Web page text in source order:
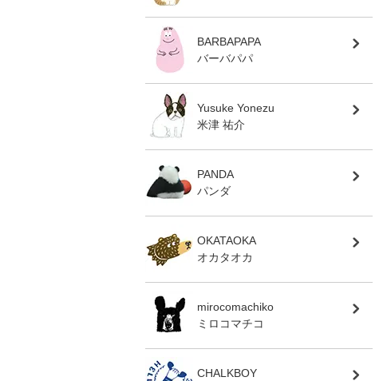
BARBAPAPA
バーバパパ
Yusuke Yonezu
米津 祐介
PANDA
パンダ
OKATAOKA
オカタオカ
mirocomachiko
ミロコマチコ
CHALKBOY